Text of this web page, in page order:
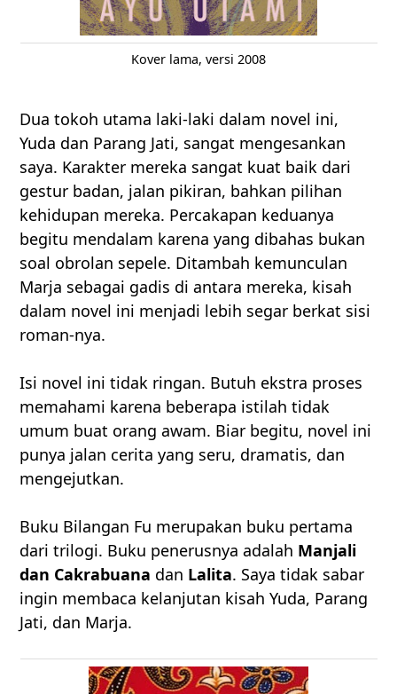
Kover lama, versi 2008
Dua tokoh utama laki-laki dalam novel ini,
Yuda dan Parang Jati, sangat mengesankan
saya. Karakter mereka sangat kuat baik dari
gestur badan, jalan pikiran, bahkan pilihan
kehidupan mereka. Percakapan keduanya
begitu mendalam karena yang dibahas bukan
soal obrolan sepele. Ditambah kemunculan
Marja sebagai gadis di antara mereka, kisah
dalam novel ini menjadi lebih segar berkat sisi
roman-nya.
Isi novel ini tidak ringan. Butuh ekstra proses
memahami karena beberapa istilah tidak
umum buat orang awam. Biar begitu, novel ini
punya jalan cerita yang seru, dramatis, dan
mengejutkan.
Buku Bilangan Fu merupakan buku pertama
dari trilogi. Buku penerusnya adalah Manjali
dan Cakrabuana dan Lalita. Saya tidak sabar
ingin membaca kelanjutan kisah Yuda, Parang
Jati, dan Marja.